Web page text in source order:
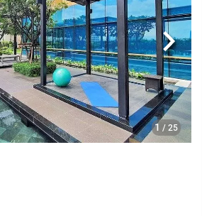
1 / 25